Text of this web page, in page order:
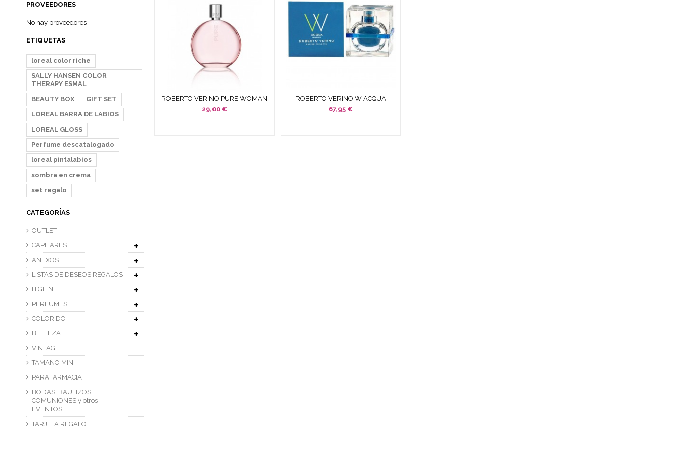
ROBERTO VERINO PURE WOMAN
EDT 120 ML SPRAY SIN CAJA
29,00 €
ROBERTO VERINO W ACQUA
WOMAN EDT 50 ML SPRAY
67,95 €
PROVEEDORES
No hay proveedores
ETIQUETAS
loreal color riche
SALLY HANSEN COLOR
THERAPY ESMAL
BEAUTY BOX
GIFT SET
LOREAL BARRA DE LABIOS
LOREAL GLOSS
Perfume descatalogado
loreal pintalabios
sombra en crema
set regalo
CATEGORÍAS
OUTLET
CAPILARES
ANEXOS
LISTAS DE DESEOS REGALOS
HIGIENE
PERFUMES
COLORIDO
BELLEZA
VINTAGE
TAMAÑO MINI
PARAFARMACIA
BODAS, BAUTIZOS,
COMUNIONES y otros
EVENTOS
TARJETA REGALO